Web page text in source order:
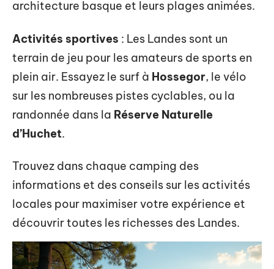
architecture basque et leurs plages animées.
Activités sportives : Les Landes sont un
terrain de jeu pour les amateurs de sports en
plein air. Essayez le surf à Hossegor, le vélo
sur les nombreuses pistes cyclables, ou la
randonnée dans la Réserve Naturelle
d’Huchet.
Trouvez dans chaque camping des
informations et des conseils sur les activités
locales pour maximiser votre expérience et
découvrir toutes les richesses des Landes.